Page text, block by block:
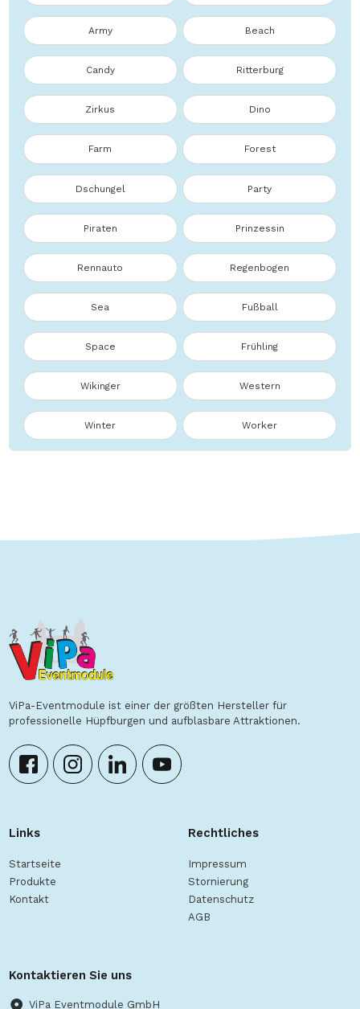
Army Beach
Candy Ritterburg
Zirkus Dino
Farm Forest
Dschungel Party
Piraten Prinzessin
Rennauto Regenbogen
Sea Fußball
Space Frühling
Wikinger Western
Winter Worker
ViPa-Eventmodule ist einer der größten Hersteller für
professionelle Hüpfburgen und aufblasbare Attraktionen.
Links
Startseite
Produkte
Kontakt
Rechtliches
Impressum
Stornierung
Datenschutz
AGB
Kontaktieren Sie uns
ViPa Eventmodule GmbH